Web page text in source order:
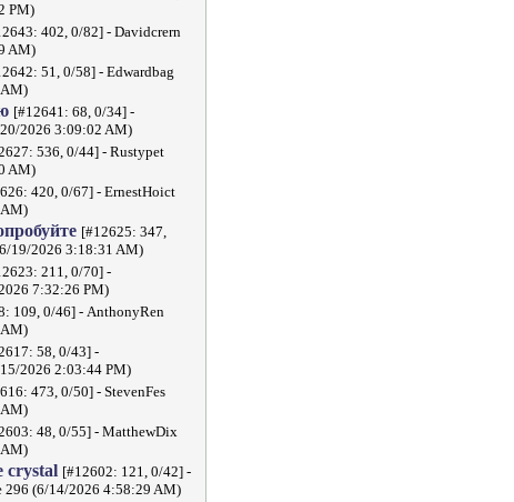
PM)
402, 0/82] - Davidcrern
AM)
51, 0/58] - Edwardbag
[#12641: 68, 0/34] -
2026 3:09:02 AM)
536, 0/44] - Rustypet
AM)
420, 0/67] - ErnestHoict
[#12625: 347,
19/2026 3:18:31 AM)
211, 0/70] -
7:32:26 PM)
109, 0/46] - AnthonyRen
58, 0/43] -
2026 2:03:44 PM)
473, 0/50] - StevenFes
48, 0/55] - MatthewDix
crystal [#12602: 121, 0/42] -
296 (6/14/2026 4:58:29 AM)